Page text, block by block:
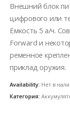
Внешний блок
цифрового или
Емкость 5 а/ч.
Forward и
ременное
приклад оружия.
Availability: Нет в
Категория: